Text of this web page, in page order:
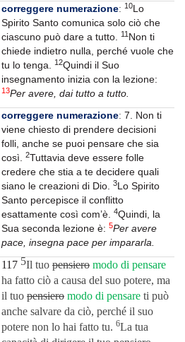
correggere numerazione: 10Lo
Spirito Santo comunica solo ciò che
ciascuno può dare a tutto.
11 Non ti
chiede indietro nulla, perché vuole che
tu lo tenga.
12Quindi il Suo
insegnamento inizia con la lezione:
13Per avere, dai tutto a tutto.
correggere numerazione: 7. Non ti
viene chiesto di prendere decisioni
folli, anche se puoi pen­sare che sia
così.
2Tuttavia deve essere folle
credere che stia a te de­cidere quali
siano le creazioni di Dio.
3Lo Spirito
Santo percepisce il conflitto
esattamente così com’è.
4Quindi, la
Sua seconda lezione è: 5Per avere
pace, insegna pace per impararla.
117 5Il tuo pensiero modo di pensare
ha fatto ciò a causa del suo potere, ma
il tuo pensiero modo di pensare ti può
anche salvare da ciò, perché il suo
potere non lo hai fatto tu. 6La tua